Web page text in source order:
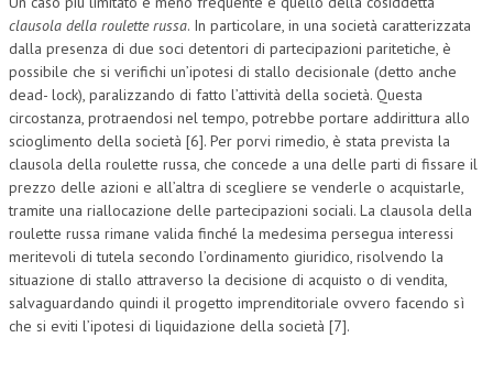
clausola della roulette russa. In particolare, in una società caratterizzata
dalla presenza di due soci detentori di partecipazioni paritetiche, è
possibile che si verifichi un’ipotesi di stallo decisionale (detto anche
dead- lock), paralizzando di fatto l’attività della società. Questa
circostanza, protraendosi nel tempo, potrebbe portare addirittura allo
scioglimento della società [6]. Per porvi rimedio, è stata prevista la
clausola della roulette russa, che concede a una delle parti di fissare il
prezzo delle azioni e all’altra di scegliere se venderle o acquistarle,
tramite una riallocazione delle partecipazioni sociali. La clausola della
roulette russa rimane valida finché la medesima persegua interessi
meritevoli di tutela secondo l’ordinamento giuridico, risolvendo la
situazione di stallo attraverso la decisione di acquisto o di vendita,
salvaguardando quindi il progetto imprenditoriale ovvero facendo sì
che si eviti l’ipotesi di liquidazione della società [7].